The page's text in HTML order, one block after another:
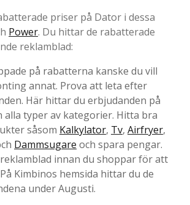
priser på Dator i dessa
Power. Du hittar de rabatterade
reklamblad:
på rabatterna kanske du vill
annat. Prova att leta efter
Här hittar du erbjudanden på
typer av kategorier. Hitta bra
såsom Kalkylator, Tv, Airfryer,
Dammsugare och spara pengar.
innan du shoppar för att
Kimbinos hemsida hittar du de
under Augusti.